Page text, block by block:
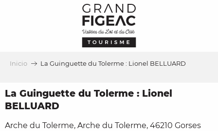
Inicio La Guinguette du Tolerme : Lionel BELLUARD
La Guinguette du Tolerme : Lionel
BELLUARD
Arche du Tolerme, Arche du Tolerme, 46210 Gorses